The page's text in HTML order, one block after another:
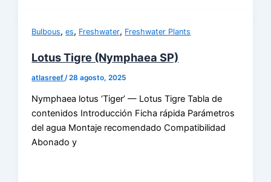
Bulbous,es, Freshwater, Freshwater Plants
Lotus Tigre (Nymphaea SP)
atlasreef /28 agosto, 2025
Nymphaea lotus ‘Tiger’ — Lotus Tigre Tabla de
contenidos Introducción Ficha rápida Parámetros
del agua Montaje recomendado Compatibilidad
Abonado y